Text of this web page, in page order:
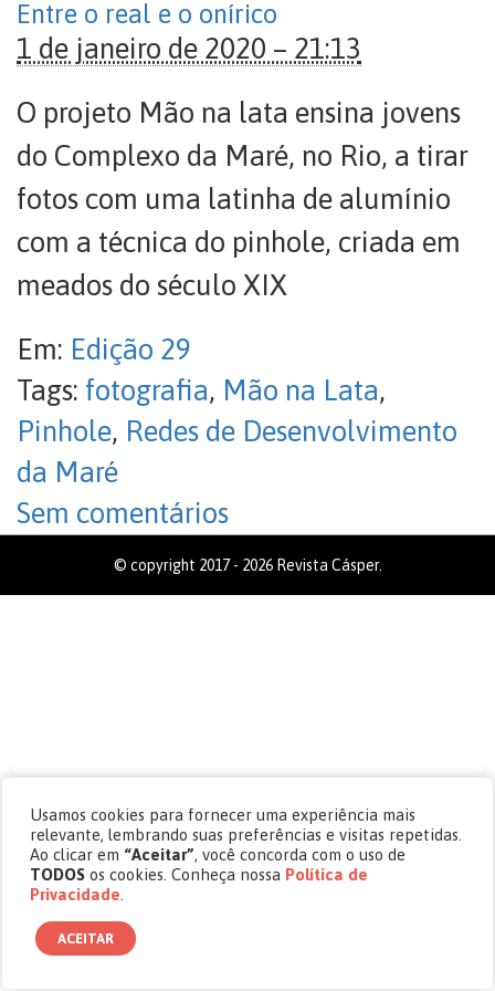
Entre o real e o onírico
1 de janeiro de 2020 – 21:13
O projeto Mão na lata ensina jovens
do Complexo da Maré, no Rio, a tirar
fotos com uma latinha de alumínio
com a técnica do pinhole, criada em
meados do século XIX
Em: Edição 29
Tags: fotografia, Mão na Lata,
Pinhole, Redes de Desenvolvimento
da Maré
Sem comentários
© copyright 2017 - 2026 Revista Cásper.
Usamos cookies para fornecer uma experiência mais
relevante, lembrando suas preferências e visitas repetidas.
Ao clicar em “Aceitar”, você concorda com o uso de
TODOS os cookies. Conheça nossa Política de
Privacidade
ACEITAR